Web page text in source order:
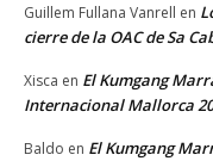
Guillem Fullana Vanrell en
cierre de la OAC de Sa
Xisca en El Kumgang
Internacional Mallorca
Baldo en El Kumgang